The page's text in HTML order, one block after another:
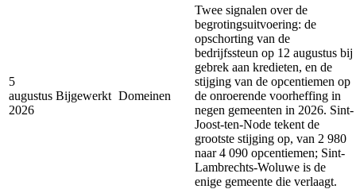
5
augustus
2026
Bijgewerkt Domeinen
Twee signalen over de
begrotingsuitvoering: de
opschorting van de
bedrijfssteun op 12 augustus bij
gebrek aan kredieten, en de
stijging van de opcentiemen op
de onroerende voorheffing in
negen gemeenten in 2026. Sint-
Joost-ten-Node tekent de
grootste stijging op, van 2 980
naar 4 090 opcentiemen; Sint-
Lambrechts-Woluwe is de
enige gemeente die verlaagt.